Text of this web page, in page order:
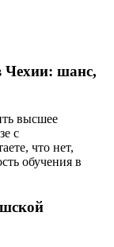
Чехии: шанс,
высшее
с
что нет,
обучения в